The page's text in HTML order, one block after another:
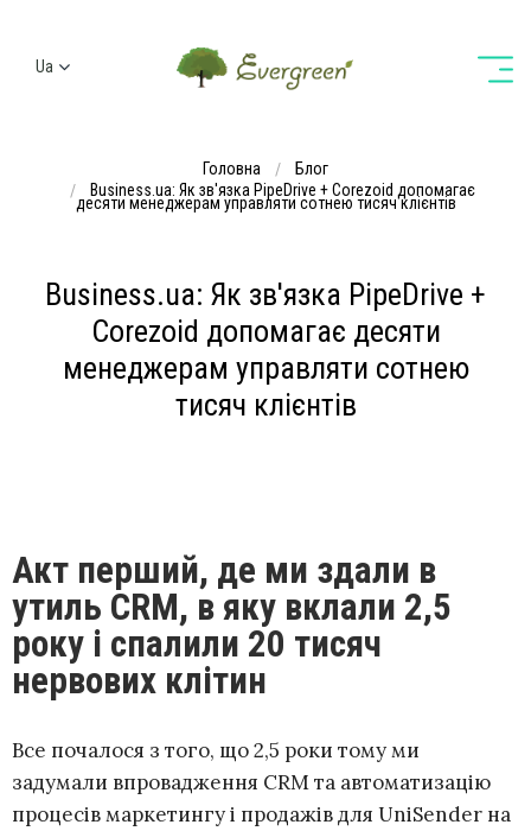
Ua
Головна
Блог
Business.ua: Як зв'язка PipeDrive + Corezoid допомагає
десяти менеджерам управляти сотнею тисяч клієнтів
Business.ua: Як зв'язка PipeDrive +
Corezoid допомагає десяти
менеджерам управляти сотнею
тисяч клієнтів
Акт перший, де ми здали в
утиль CRM, в яку вклали 2,5
року і спалили 20 тисяч
нервових клітин
Все почалося з того, що 2,5 роки тому ми
задумали впровадження CRM та автоматизацію
процесів маркетингу і продажів для UniSender на